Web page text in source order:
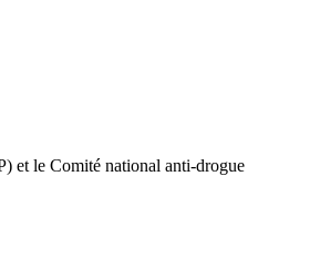
et le Comité national anti-drogue